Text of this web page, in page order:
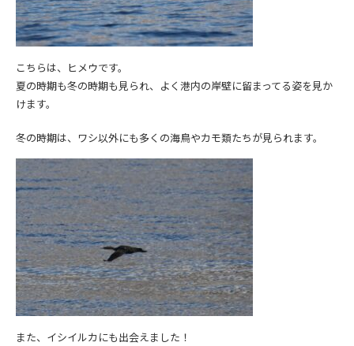
こちらは、ヒメウです。
夏の時期も冬の時期も見られ、よく港内の岸壁に留まってる姿を見か
けます。
冬の時期は、ワシ以外にも多くの海鳥やカモ類たちが見られます。
また、イシイルカにも出会えました！